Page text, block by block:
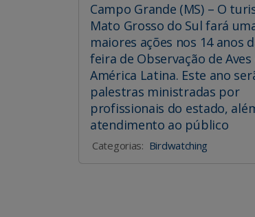
Campo Grande (MS) – O
Mato Grosso do Sul fará
maiores ações nos 14 anos
feira de Observação de Aves
América Latina. Este ano
palestras ministradas por
profissionais do estado,
atendimento ao público
Categorias: Birdwatching